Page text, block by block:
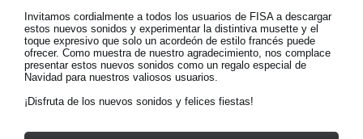
Invitamos cordialmente a todos los usuarios de FISA a descargar
estos nuevos sonidos y experimentar la distintiva musette y el
toque expresivo que solo un acordeón de estilo francés puede
ofrecer. Como muestra de nuestro agradecimiento, nos complace
presentar estos nuevos sonidos como un regalo especial de
Navidad para nuestros valiosos usuarios.
¡Disfruta de los nuevos sonidos y felices fiestas!